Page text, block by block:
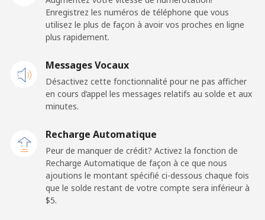
Enregistrez les numéros de téléphone que vous
utilisez le plus de façon à avoir vos proches en ligne
plus rapidement.
Messages Vocaux
Désactivez cette fonctionnalité pour ne pas afficher
en cours d’appel les messages relatifs au solde et aux
minutes.
Recharge Automatique
Peur de manquer de crédit? Activez la fonction de
Recharge Automatique de façon à ce que nous
ajoutions le montant spécifié ci-dessous chaque fois
que le solde restant de votre compte sera inférieur à
⁦$5⁩.